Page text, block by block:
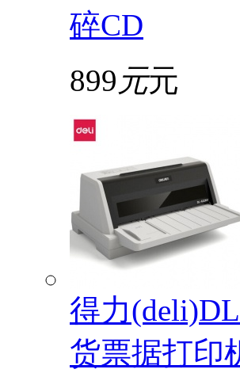
碎CD
899 元元
得力
货票据打印